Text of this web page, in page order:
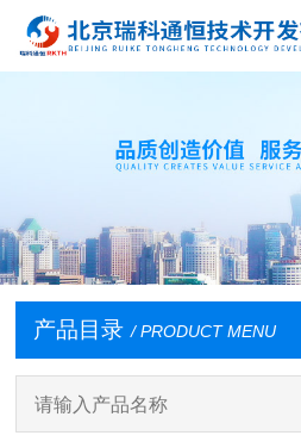
产品目录 / PRODUCT MENU